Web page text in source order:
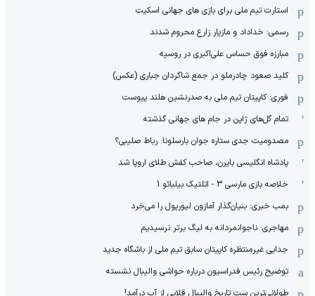
استارت تیم ملی برای بازی های جهانی اسکیت
رسمی: خداداد و مازیار زارع محروم شدند
مبارزه فوق حساس علی‌اکبری در روسیه
کلید صعود چادرملو در جمع شاگردان جباری (عکس)
فوری: کاپیتان تیم ملی به صدرنشین هلند پیوست
تمام گل‌های ژاپن در جام های جهانی گذشته
مصدومیت جدی ستاره جوان بارسلونا: رباط صلیبی؟
پادشاه انگلیسی بایرن، صاحب کفش طلای اروپا شد
خلاصه بازی مارسی 3 - اتلتیک بیلبائو 1
بمب خبری: بنیان‌گذار آمازون لیورپول را می‌خرد
مهاجری: ناجوانمردانه به لیگ برتر نرسیدیم
جدایی غیرمنتظره کاپیتان سابق تیم ملی از باشگاه جدید
توضیح رئیس فدراسیون درباره حواشی والیبال نشسته
طولانی‌ترین ست تاریخ والیبال قلابی از آب درآمد!